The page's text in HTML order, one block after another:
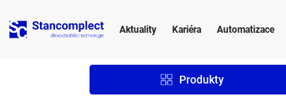
Aktuality Kariéra Automatizace
Produkty